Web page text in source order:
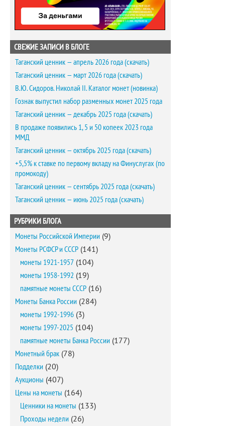
СВЕЖИЕ ЗАПИСИ В БЛОГЕ
Таганский ценник — апрель 2026 года (скачать)
Таганский ценник — март 2026 года (скачать)
В.Ю. Сидоров. Николай II. Каталог монет (новинка)
Гознак выпустил набор разменных монет 2025 года
Таганский ценник — декабрь 2025 года (скачать)
В продаже появились 1, 5 и 50 копеек 2023 года
ММД
Таганский ценник — октябрь 2025 года (скачать)
+5,5% к ставке по первому вкладу на Финуслугах (по
промокоду)
Таганский ценник — сентябрь 2025 года (скачать)
Таганский ценник — июнь 2025 года (скачать)
РУБРИКИ БЛОГА
Монеты Российской Империи (9)
Монеты РСФСР и СССР (141)
монеты 1921-1957 (104)
монеты 1958-1992 (19)
памятные монеты СССР (16)
Монеты Банка России (284)
монеты 1992-1996 (3)
монеты 1997-2025 (104)
памятные монеты Банка России (177)
Монетный брак (78)
Подделки (20)
Аукционы (407)
Цены на монеты (164)
Ценники на монеты (133)
Проходы недели (26)